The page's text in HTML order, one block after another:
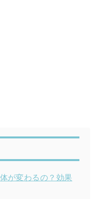
が変わるの？効果